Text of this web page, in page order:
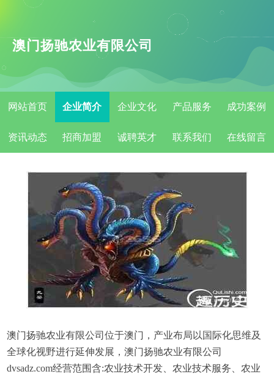
澳门扬驰农业有限公司
网站首页 企业简介 企业文化 产品服务 成功案例
资讯动态 招商加盟 诚聘英才 联系我们 在线留言
澳门扬驰农业有限公司位于澳门，产业布局以国际化思维及
全球化视野进行延伸发展，澳门扬驰农业有限公司
dvsadz.com经营范围含:农业技术开发、农业技术服务、农业